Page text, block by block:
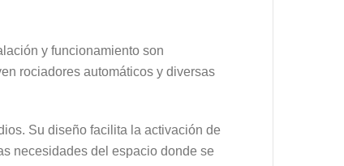
y funcionamiento son
rociadores automáticos y diversas
Su diseño facilita la activación de
necesidades del espacio donde se